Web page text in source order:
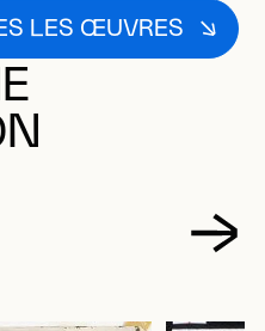
LES ŒUVRES